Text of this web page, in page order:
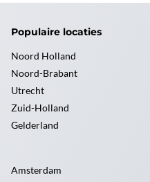
Populaire locaties
Noord Holland
Noord-Brabant
Utrecht
Zuid-Holland
Gelderland
Amsterdam